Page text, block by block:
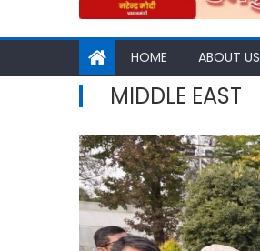
HOME ABOUT US
MIDDLE EAST